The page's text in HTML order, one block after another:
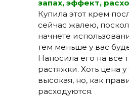
запах, эффект,
Купила этот крем
сейчас жалею,
начнете
тем меньше у вас
Наносила его на все
растяжки. Хоть цена
высокая, но, как
расходуются.